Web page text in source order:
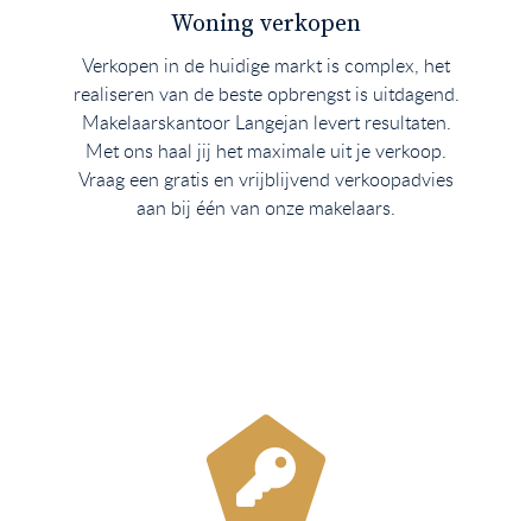
Woning verkopen
Verkopen in de huidige markt is complex, het
realiseren van de beste opbrengst is uitdagend.
Makelaarskantoor Langejan levert resultaten.
Met ons haal jij het maximale uit je verkoop.
Vraag een gratis en vrijblijvend verkoopadvies
aan bij één van onze makelaars.